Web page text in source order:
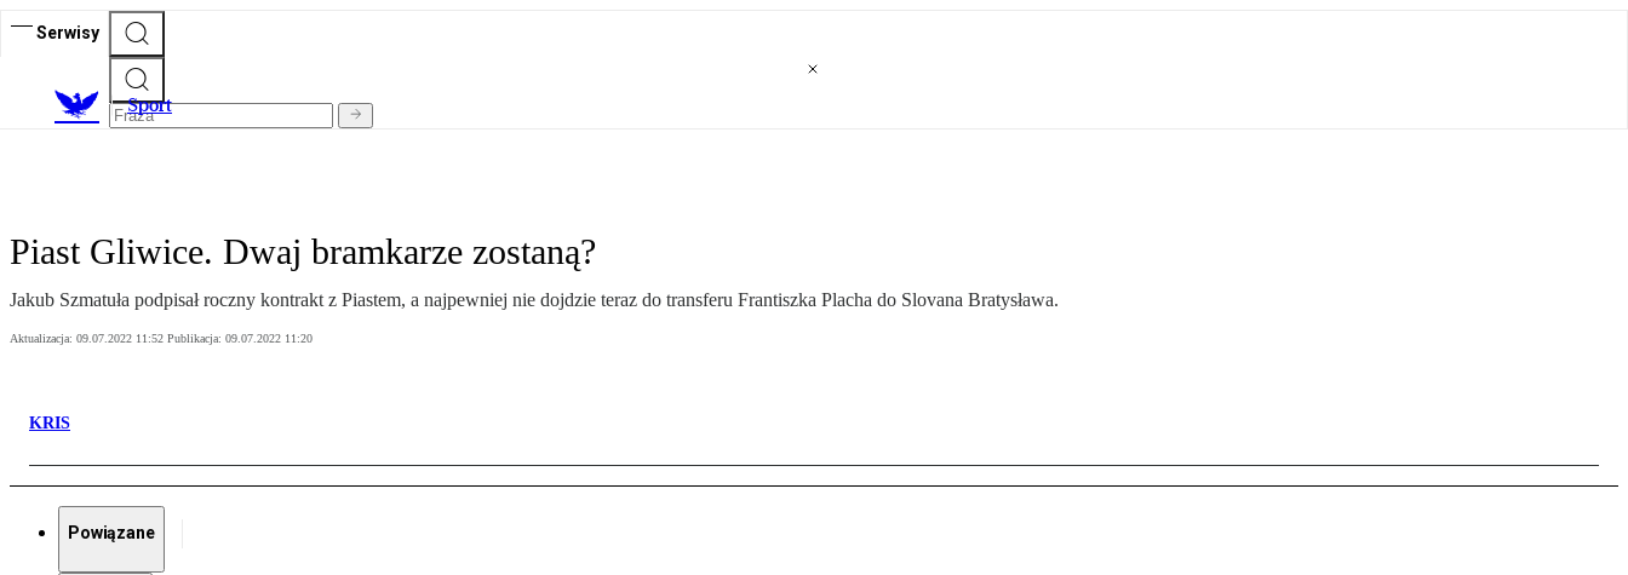
Serwisy
Sport
Piast Gliwice. Dwaj bramkarze zostaną?
Jakub Szmatuła podpisał roczny kontrakt z Piastem, a najpewniej nie dojdzie teraz do transferu Frantiszka Placha do Slovana Bratysława.
Aktualizacja: 09.07.2022 11:52 Publikacja: 09.07.2022 11:20
KRIS
Powiązane